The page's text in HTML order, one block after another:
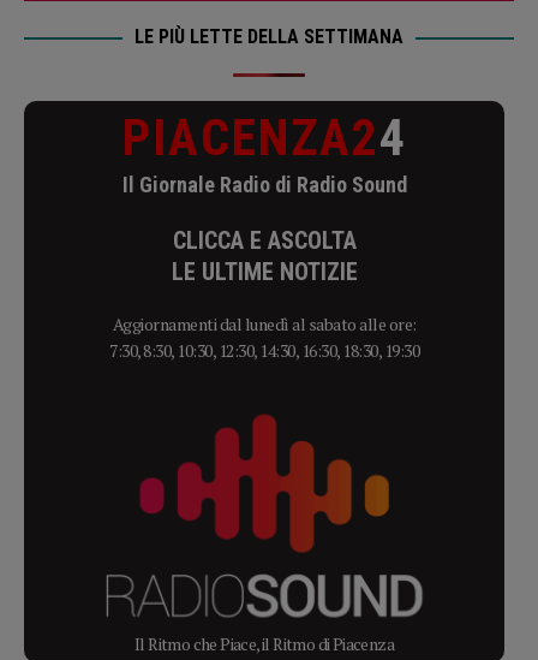
LE PIÙ LETTE DELLA SETTIMANA
PIACENZA24
Il Giornale Radio di Radio Sound
CLICCA E ASCOLTA
LE ULTIME NOTIZIE
Aggiornamenti dal lunedì al sabato alle ore:
7:30, 8:30, 10:30, 12:30, 14:30, 16:30, 18:30, 19:30
Il Ritmo che Piace, il Ritmo di Piacenza